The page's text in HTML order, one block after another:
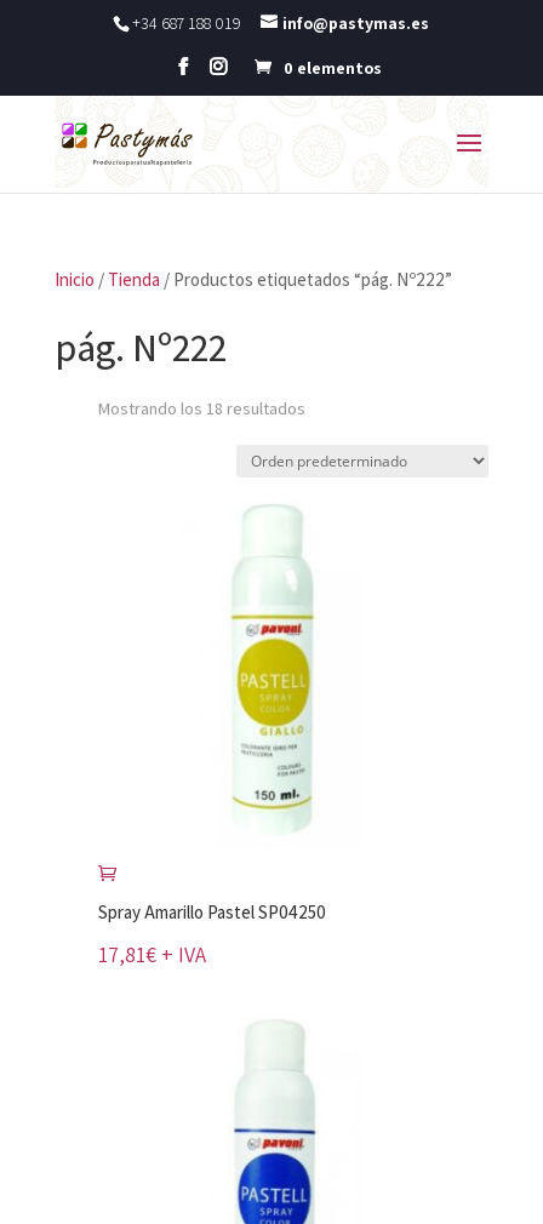
+34 687 188 019 info@pastymas.es
0 elementos
Inicio / Tienda / Productos etiquetados “pág. Nº222”
pág. Nº222
Mostrando los 18 resultados
Spray Amarillo Pastel SP04250
17,81€ + IVA